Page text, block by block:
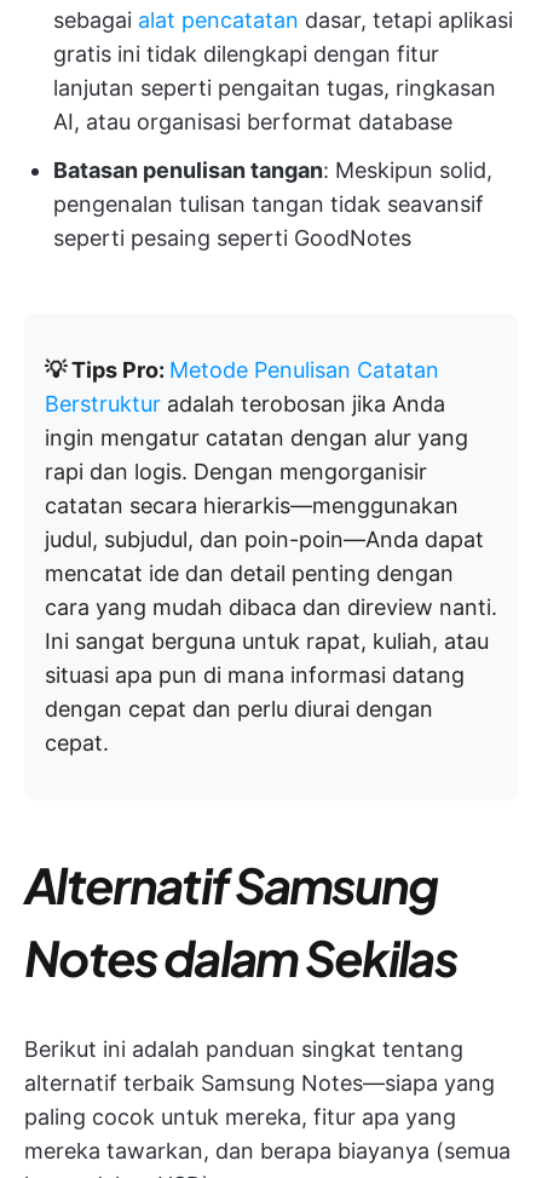
sebagai alat pencatatan dasar, tetapi aplikasi
gratis ini tidak dilengkapi dengan fitur
lanjutan seperti pengaitan tugas, ringkasan
AI, atau organisasi berformat database
Batasan penulisan tangan: Meskipun solid,
pengenalan tulisan tangan tidak seavansif
seperti pesaing seperti GoodNotes
💡 Tips Pro: Metode Penulisan Catatan
Berstruktur adalah terobosan jika Anda
ingin mengatur catatan dengan alur yang
rapi dan logis. Dengan mengorganisir
catatan secara hierarkis—menggunakan
judul, subjudul, dan poin-poin—Anda dapat
mencatat ide dan detail penting dengan
cara yang mudah dibaca dan direview nanti.
Ini sangat berguna untuk rapat, kuliah, atau
situasi apa pun di mana informasi datang
dengan cepat dan perlu diurai dengan
cepat.
Alternatif Samsung
Notes dalam Sekilas
Berikut ini adalah panduan singkat tentang
alternatif terbaik Samsung Notes—siapa yang
paling cocok untuk mereka, fitur apa yang
mereka tawarkan, dan berapa biayanya (semua